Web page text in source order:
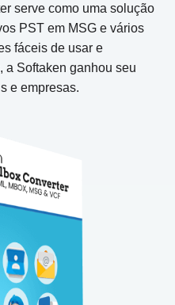
serve como uma solução
PST em MSG e vários
fáceis de usar e
a Softaken ganhou seu
e empresas.